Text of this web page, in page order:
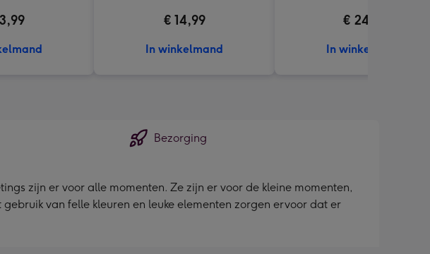
€ 14,99
In winkelmand
€ 24,49
In winkelmand
Bezorging
zijn er voor alle momenten. Ze zijn er voor de kleine momenten,
van felle kleuren en leuke elementen zorgen ervoor dat er